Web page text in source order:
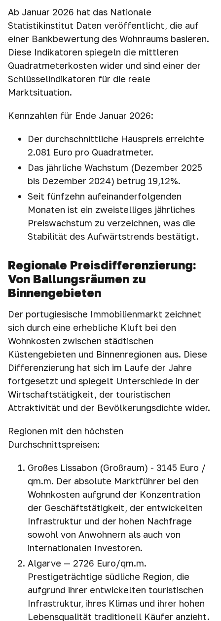
Ab Januar 2026 hat das Nationale
Statistikinstitut Daten veröffentlicht, die auf
einer Bankbewertung des Wohnraums basieren.
Diese Indikatoren spiegeln die mittleren
Quadratmeterkosten wider und sind einer der
Schlüsselindikatoren für die reale
Marktsituation.
Kennzahlen für Ende Januar 2026:
Der durchschnittliche Hauspreis erreichte
2.081 Euro pro Quadratmeter.
Das jährliche Wachstum (Dezember 2025
bis Dezember 2024) betrug 19,12%.
Seit fünfzehn aufeinanderfolgenden
Monaten ist ein zweistelliges jährliches
Preiswachstum zu verzeichnen, was die
Stabilität des Aufwärtstrends bestätigt.
Regionale Preisdifferenzierung:
Von Ballungsräumen zu
Binnengebieten
Der portugiesische Immobilienmarkt zeichnet
sich durch eine erhebliche Kluft bei den
Wohnkosten zwischen städtischen
Küstengebieten und Binnenregionen aus. Diese
Differenzierung hat sich im Laufe der Jahre
fortgesetzt und spiegelt Unterschiede in der
Wirtschaftstätigkeit, der touristischen
Attraktivität und der Bevölkerungsdichte wider.
Regionen mit den höchsten
Durchschnittspreisen:
Großes Lissabon (Großraum) - 3145 Euro /
qm.m. Der absolute Marktführer bei den
Wohnkosten aufgrund der Konzentration
der Geschäftstätigkeit, der entwickelten
Infrastruktur und der hohen Nachfrage
sowohl von Anwohnern als auch von
internationalen Investoren.
Algarve — 2726 Euro/qm.m.
Prestigeträchtige südliche Region, die
aufgrund ihrer entwickelten touristischen
Infrastruktur, ihres Klimas und ihrer hohen
Lebensqualität traditionell Käufer anzieht.